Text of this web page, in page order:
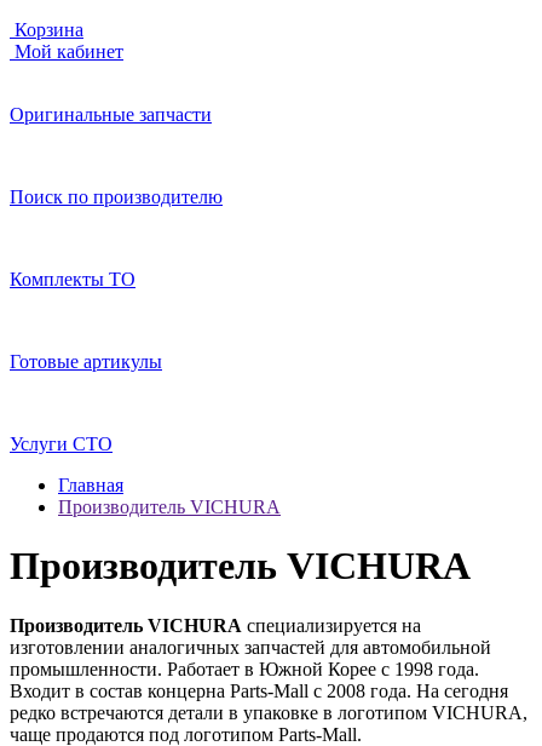
Корзина
Мой кабинет
Оригинальные запчасти
Поиск по производителю
Комплекты ТО
Готовые артикулы
Услуги СТО
Главная
Производитель VICHURA
Производитель VICHURA
Производитель VICHURA специализируется на
изготовлении аналогичных запчастей для автомобильной
промышленности. Работает в Южной Корее с 1998 года.
Входит в состав концерна Parts-Mall с 2008 года. На сегодня
редко встречаются детали в упаковке в логотипом VICHURA,
чаще продаются под логотипом Parts-Mall.